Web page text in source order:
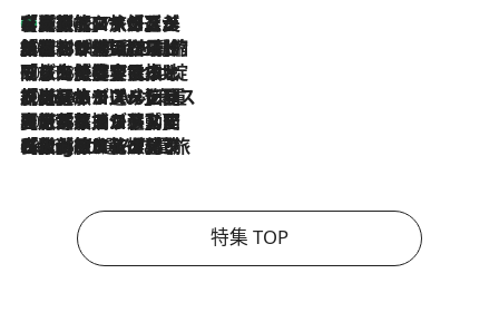
2026.8.7
【厳選旅コスメ】「多機能アイテムがメイン！」旅好き美容エディターが選んだ夏旅ベストコスメを発表【Mサイズジップ】
2026.8.6
「荷物が増えるほど旅ストレスは増す」美容ジャーナリストがたどり着いた最終結論。“化粧品を劇的に減らす”感動の凝縮美容とは
2026.8.6
「旅先には金髪ウィッグを持参」日本と同じメイクでは損してる!? 美容ジャーナリストが提案する“掟破りの旅美容”とは
2026.8.6
【厳選旅コスメ】「身軽さ＆UV対策重視！」ヘアアーティストshucoが選んだ夏旅ベストコスメを発表【Mサイズジップ】
2026.8.5
【厳選旅コスメ】国内をあちこち移動する河井菜摘が選んだ夏旅ベストコスメ発表！「リラックスアイテムはマスト」【Mサイズジップ】
2026.8.4
【厳選旅コスメ】「紫外線＆乾燥対策しながらメイク感も！」ヘア＆メイクGeorgeが選んだ夏旅ベストコスメを発表！【Mサイズジップ】
特集 TOP